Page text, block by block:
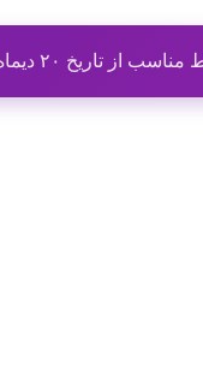
ارسال خواهد گردید